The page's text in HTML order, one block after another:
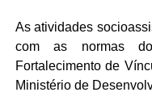
As atividades
com as normas
Fortalecimento de
Ministério de